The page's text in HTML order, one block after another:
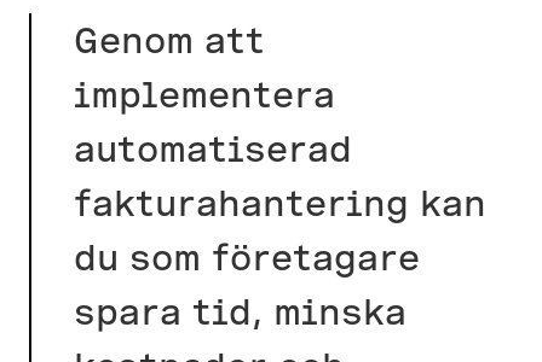
Genom att
implementera
automatiserad
fakturahantering kan
du som företagare
spara tid, minska